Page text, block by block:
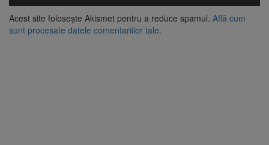
Acest site folosește Akismet pentru a reduce spamul. Află cum
sunt procesate datele comentariilor tale.